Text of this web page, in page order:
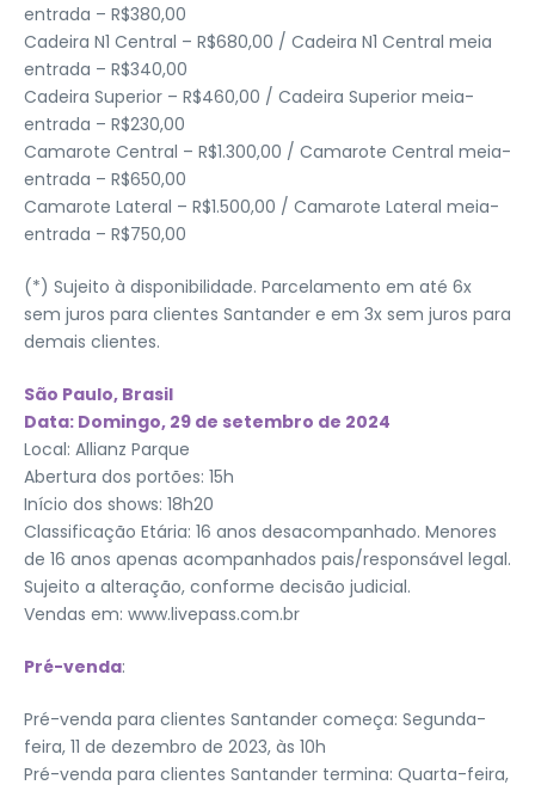
entrada – R$380,00
Cadeira N1 Central – R$680,00 / Cadeira N1 Central meia
entrada – R$340,00
Cadeira Superior – R$460,00 / Cadeira Superior meia-
entrada – R$230,00
Camarote Central – R$1.300,00 / Camarote Central meia-
entrada – R$650,00
Camarote Lateral – R$1.500,00 / Camarote Lateral meia-
entrada – R$750,00
(*) Sujeito à disponibilidade. Parcelamento em até 6x
sem juros para clientes Santander e em 3x sem juros para
demais clientes.
São Paulo, Brasil
Data: Domingo, 29 de setembro de 2024
Local: Allianz Parque
Abertura dos portões: 15h
Início dos shows: 18h20
Classificação Etária: 16 anos desacompanhado. Menores
de 16 anos apenas acompanhados pais/responsável legal.
Sujeito a alteração, conforme decisão judicial.
Vendas em: www.livepass.com.br
Pré-venda:
Pré-venda para clientes Santander começa: Segunda-
feira, 11 de dezembro de 2023, às 10h
Pré-venda para clientes Santander termina: Quarta-feira,